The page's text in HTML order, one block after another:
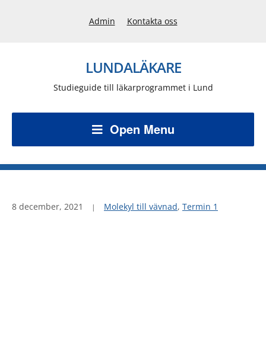
Admin Kontakta oss
LUNDALÄKARE
Studieguide till läkarprogrammet i Lund
Open Menu
8 december, 2021 Molekyl till vävnad, Termin 1